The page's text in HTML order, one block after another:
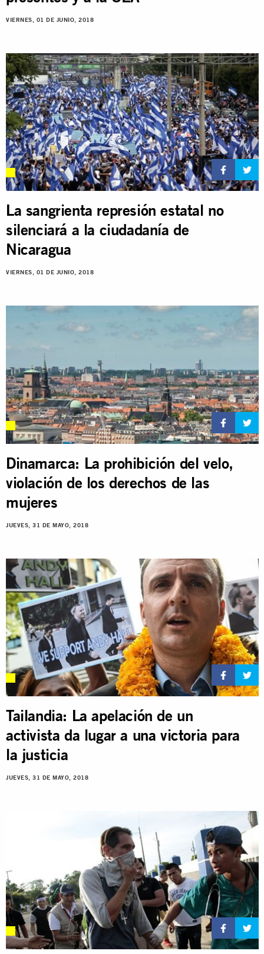
VIERNES, 01 DE JUNIO, 2018
La sangrienta represión estatal no
silenciará a la ciudadanía de
Nicaragua
VIERNES, 01 DE JUNIO, 2018
Dinamarca: La prohibición del velo,
violación de los derechos de las
mujeres
JUEVES, 31 DE MAYO, 2018
Tailandia: La apelación de un
activista da lugar a una victoria para
la justicia
JUEVES, 31 DE MAYO, 2018